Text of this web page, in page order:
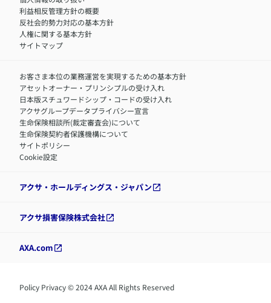
利益相反管理方針の概要
反社会的勢力対応の基本方針
人権に関する基本方針
サイトマップ
お客さま本位の業務運営を実現するための基本方針
アセットオーナー・プリンシプルの受け入れ
日本版スチュワードシップ・コードの受け入れ
アクサグループデータプライバシー宣言
生命保険相談所(裁定審査会)について
生命保険契約者保護機構について
サイトポリシー
Cookie設定
アクサ・ホールディングス・ジャパン
アクサ損害保険株式会社
AXA.com
Policy Privacy © 2024 AXA All Rights Reserved